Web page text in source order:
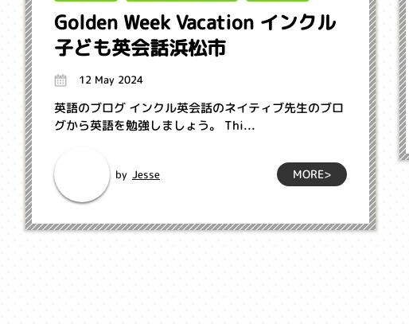
Golden Week Vacation インクル
子ども英会話浜松市
12 May 2024
英語のブログ インクル英会話のネイティブ先生のブロ
グから英語を勉強しましょう。 Thi...
by Jesse MORE>